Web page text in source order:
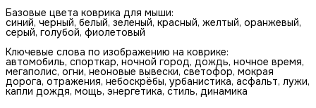
Базовые цвета коврика для мыши:
синий, черный, белый, зеленый, красный, желтый, оранжевый,
серый, голубой, фиолетовый
Ключевые слова по изображению на коврике:
автомобиль, спорткар, ночной город, дождь, ночное время,
мегаполис, огни, неоновые вывески, светофор, мокрая
дорога, отражения, небоскрёбы, урбанистика, асфальт, лужи,
капли дождя, мощь, энергетика, стиль, динамика